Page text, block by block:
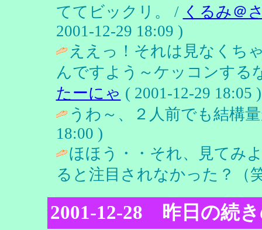
ててビックリ。 / くるみ＠
2001-12-29 18:09 )
ええっ！それは見なくち
んですよう～ケッコンする
たーにゃ ( 2001-12-29 18:05 )
うわ～、２人前でも結構
18:00 )
ほほう・・それ、見てみ
ると注目されなかった？（
2001-12-28 昨日の続